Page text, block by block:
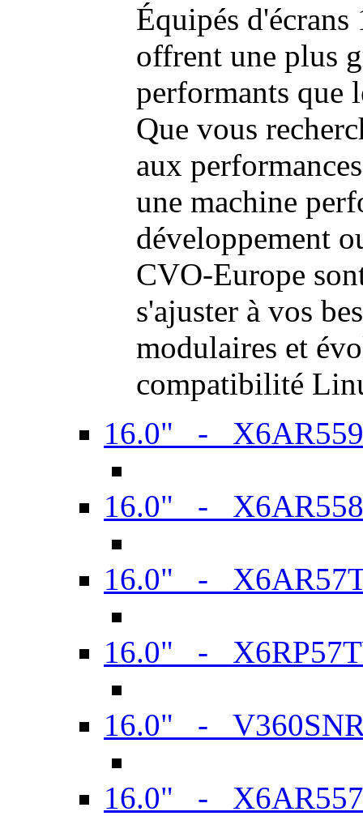
Équipés
offrent une plus
performants que
Que vous
aux
une machine
développement
CVO-Europe
s'ajuster à vos
modulaires et
compatibilité
16.0" -
16.0" -
16.0" -
16.0" -
16.0" -
16.0" -